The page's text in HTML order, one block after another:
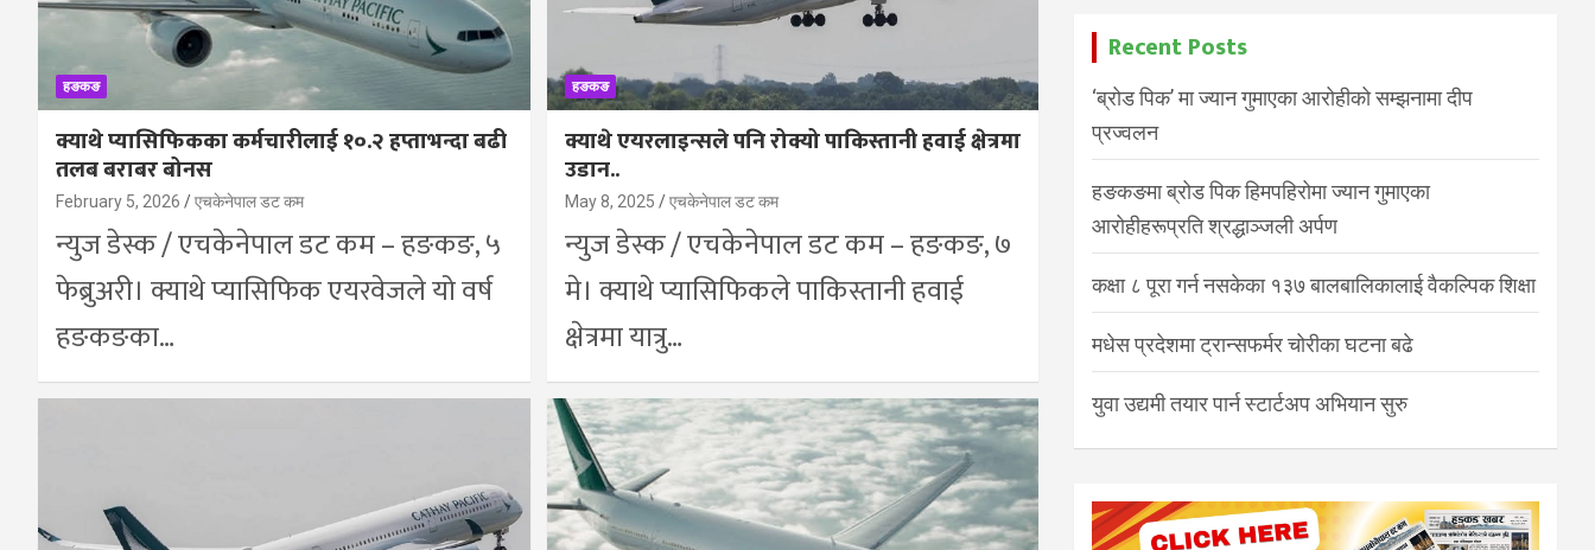
हङकङ
क्याथे प्यासिफिकका कर्मचारीलाई १०.२ हप्ताभन्दा बढी
तलब बराबर बोनस
February 5, 2026 एचकेनेपाल डट कम
न्युज डेस्क / एचकेनेपाल डट कम – हङकङ, ५
फेब्रुअरी। क्याथे प्यासिफिक एयरवेजले यो वर्ष
हङकङका…
हङकङ
क्याथे एयरलाइन्सले पनि रोक्यो पाकिस्तानी हवाई क्षेत्रमा
उडान..
May 8, 2025 एचकेनेपाल डट कम
न्युज डेस्क / एचकेनेपाल डट कम – हङकङ, ७
मे। क्याथे प्यासिफिकले पाकिस्तानी हवाई
क्षेत्रमा यात्रु…
Recent Posts
‘ब्रोड पिक’ मा ज्यान गुमाएका आरोहीको सम्झनामा दीप
प्रज्वलन
हङकङमा ब्रोड पिक हिमपहिरोमा ज्यान गुमाएका
आरोहीहरूप्रति श्रद्धाञ्जली अर्पण
कक्षा ८ पूरा गर्न नसकेका १३७ बालबालिकालाई वैकल्पिक शिक्षा
मधेस प्रदेशमा ट्रान्सफर्मर चोरीका घटना बढे
युवा उद्यमी तयार पार्न स्टार्टअप अभियान सुरु